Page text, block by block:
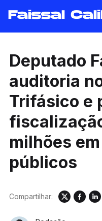
Faissal
Deputado
auditoria
Trifásico e
milhões
públicos
Compartilhar: